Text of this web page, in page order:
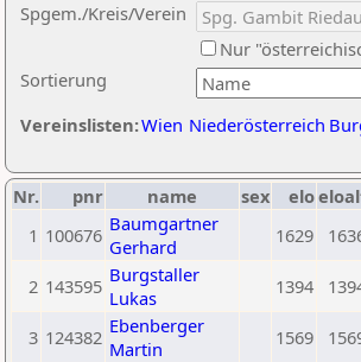
Sortierung
Spgem./Kreis/Verein
Nur
Vereinslisten:Wien Niederösterreich
Nr. pnr name sex elo
1 100676 Baumgartner
Gerhard
1629
2 143595 Burgstaller
Lukas
1394
3 124382 Ebenberger
Martin
1569